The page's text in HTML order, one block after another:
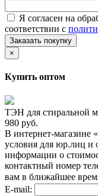
Я согласен на
соответствии с
Заказать покупку
×
Купить оптом
ТЭН для стиральной
980 руб.
В интернет-магазине
условия для юр.лиц и
информации о
контактный номер
вам в ближайшее
E-mail: